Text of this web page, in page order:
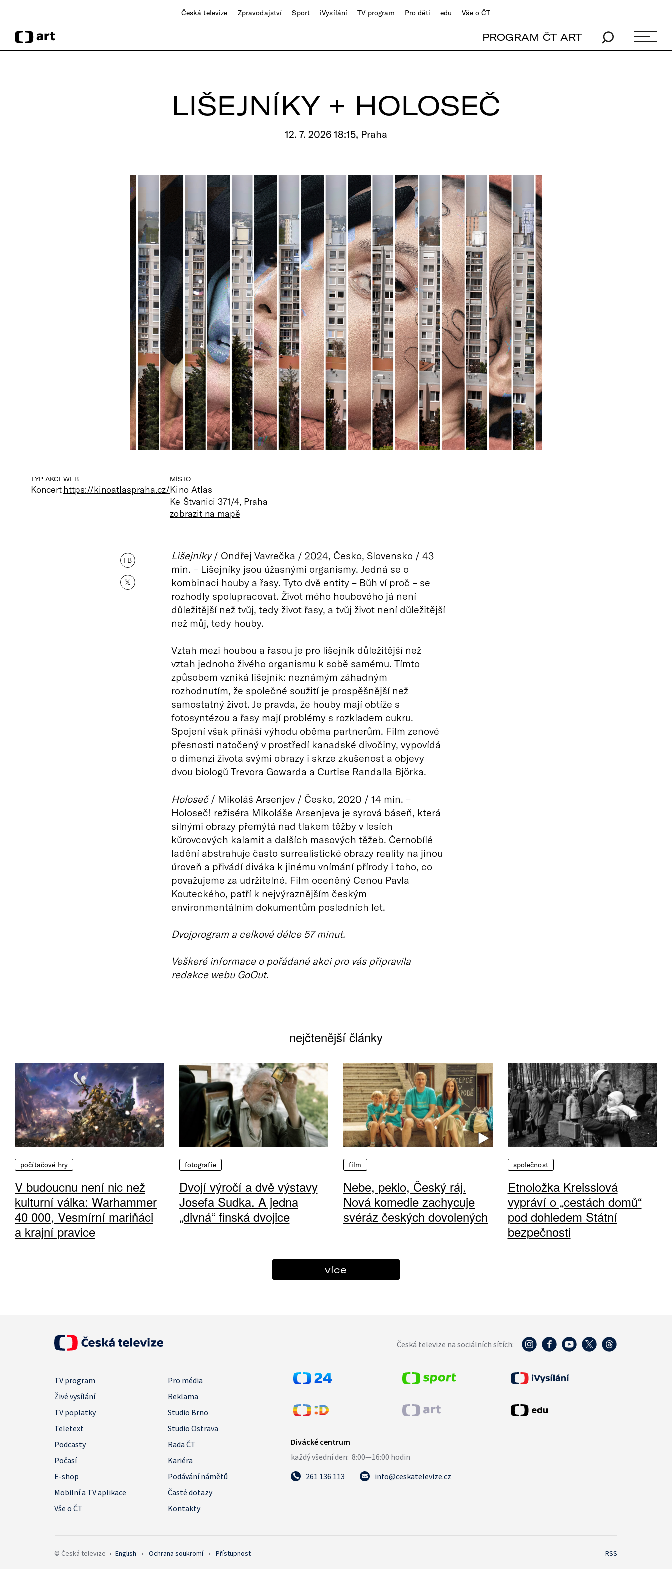
Česká televize Zpravodajství Sport iVysílání TV program Pro děti edu Vše o ČT
PROGRAM ČT ART
LIŠEJNÍKY + HOLOSEČ
12. 7. 2026 18:15, Praha
TYP AKCE
Koncert
WEB
https://kinoatlaspraha.cz/
MÍSTO
Kino Atlas
Ke Štvanici 371/4, Praha
zobrazit na mapě
FB
𝕏
Lišejníky/ Ondřej Vavrečka / 2024, Česko, Slovensko / 43
min. – Lišejníky jsou úžasnými organismy. Jedná se o
kombinaci houby a řasy. Tyto dvě entity – Bůh ví proč – se
rozhodly spolupracovat. Život mého houbového já není
důležitější než tvůj, tedy život řasy, a tvůj život není důležitější
než můj, tedy houby.
Vztah mezi houbou a řasou je pro lišejník důležitější než
vztah jednoho živého organismu k sobě samému. Tímto
způsobem vzniká lišejník: neznámým záhadným
rozhodnutím, že společné soužití je prospěšnější než
samostatný život. Je pravda, že houby mají obtíže s
fotosyntézou a řasy mají problémy s rozkladem cukru.
Spojení však přináší výhodu oběma partnerům. Film zenové
přesnosti natočený v prostředí kanadské divočiny, vypovídá
o dimenzi života svými obrazy i skrze zkušenost a objevy
dvou biologů Trevora Gowarda a Curtise Randalla Björka.
Holoseč/ Mikoláš Arsenjev / Česko, 2020 / 14 min. –
Holoseč! režiséra Mikoláše Arsenjeva je syrová báseň, která
silnými obrazy přemýtá nad tlakem těžby v lesích
kůrovcových kalamit a dalších masových těžeb. Černobílé
ladění abstrahuje často surrealistické obrazy reality na jinou
úroveň a přivádí diváka k jinému vnímání přírody i toho, co
považujeme za udržitelné. Film oceněný Cenou Pavla
Kouteckého, patří k nejvýraznějším českým
environmentálním dokumentům posledních let.
Dvojprogram a celkové délce 57 minut.
Veškeré informace o pořádané akci pro vás připravila
redakce webu GoOut.
nejčtenější články
počítačové hry
V budoucnu není nic než
kulturní válka: Warhammer
40 000, Vesmírní mariňáci
a krajní pravice
fotografie
Dvojí výročí a dvě výstavy
Josefa Sudka. A jedna
„divná“ finská dvojice
film
Nebe, peklo, Český ráj.
Nová komedie zachycuje
svéráz českých dovolených
společnost
Etnoložka Kreisslová
vypráví o „cestách domů“
pod dohledem Státní
bezpečnosti
více
Česká televize na sociálních sítích:
TV program
Pro média
Živé vysílání
Reklama
TV poplatky
Studio Brno
Teletext
Studio Ostrava
Podcasty
Rada ČT
Počasí
Kariéra
E-shop
Podávání námětů
Mobilní a TV aplikace
Časté dotazy
Vše o ČT
Kontakty
261 136 113 info@ceskatelevize.cz
© Česká televize • English • Ochrana soukromí • Přístupnost RSS